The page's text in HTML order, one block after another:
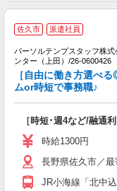
佐久市 派遣社員
パーソルテンプスタッフ株
ンター（上田）/26-0600426
［自由に働き方選べ
ムor時短で事務職♪
［時短･週4など/融通
時給1300円
長野県佐久市／
JR小海線「北中